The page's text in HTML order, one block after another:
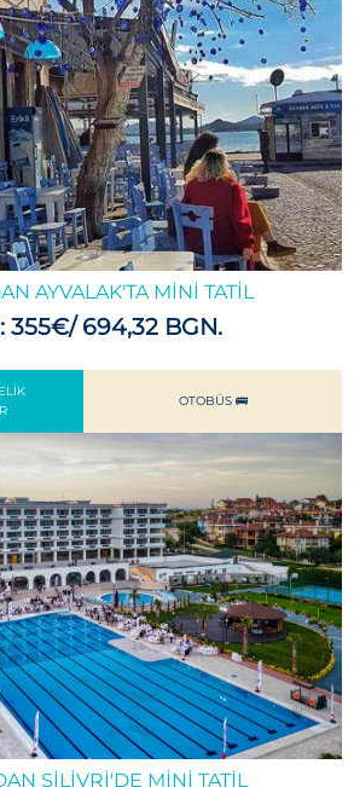
AYVALAK'TA MINI TATIL
355€/ 694,32 BGN.
OTOBÜS 🚌
SILIVRI'DE MINI TATIL